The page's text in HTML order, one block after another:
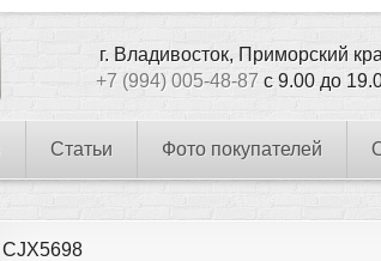
г. Владивосток, Приморский
+7 (994) 005-48-87 с 9.00 до
Статьи Фото покупателей
CJX5698